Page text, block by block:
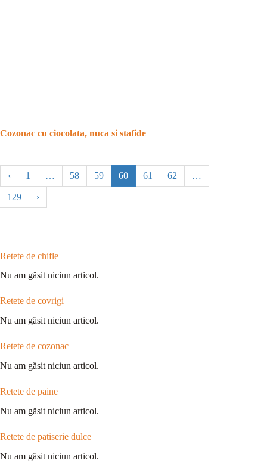
Cozonac cu ciocolata, nuca si stafide
‹ 1 … 58 59 60 61 62 …
129 ›
Retete de chifle
Nu am găsit niciun articol.
Retete de covrigi
Nu am găsit niciun articol.
Retete de cozonac
Nu am găsit niciun articol.
Retete de paine
Nu am găsit niciun articol.
Retete de patiserie dulce
Nu am găsit niciun articol.